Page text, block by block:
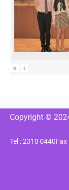
« ‹
Copyright ©
Tel : 2310 0440Fax